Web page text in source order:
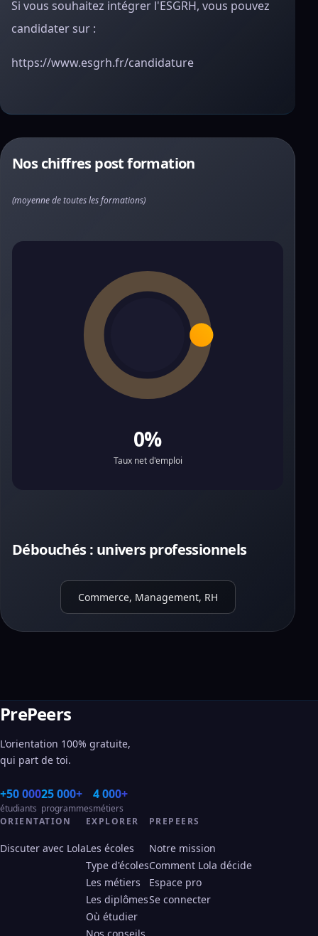
Si vous souhaitez intégrer l'ESGRH, vous pouvez
candidater sur :
https://www.esgrh.fr/candidature
Nos chiffres post formation
(moyenne de toutes les formations)
0%
Taux net d'emploi
Débouchés : univers professionnels
Commerce, Management, RH
PrePeers
L'orientation 100% gratuite,
qui part de toi.
+50 000
étudiants
25 000+
programmes
4 000+
métiers
ORIENTATION
Discuter avec Lola
EXPLORER
Les écoles
Type d'écoles
Les métiers
Les diplômes
Où étudier
PREPEERS
Notre mission
Comment Lola décide
Espace pro
Se connecter